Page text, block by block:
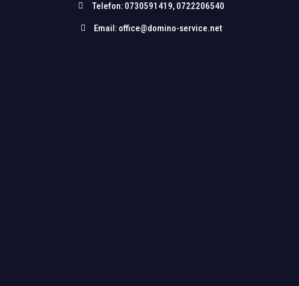
Telefon: 0730591419, 0722206540
Email: office@domino-service.net